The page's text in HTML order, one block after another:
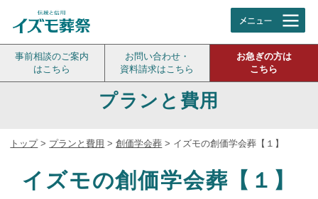
事前相談のご案内
はこちら
お問い合わせ・
資料請求はこちら
お急ぎの方は
こちら
プランと費用
トップ> プランと費用 >創価学会葬 > イズモの創価学会葬【１】
イズモの創価学会葬【１】